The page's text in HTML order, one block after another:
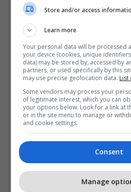
Store and/or access
Learn more
Your personal data will be processed
your device (cookies, unique
data) may be stored by, accessed by
partners, or used specifically by this
may use precise geolocation data. List
Some vendors may process your
of legitimate interest, which you can
your options below. Look for a link at
or in the site menu to manage or
and cookie settings.
Consent
Manage